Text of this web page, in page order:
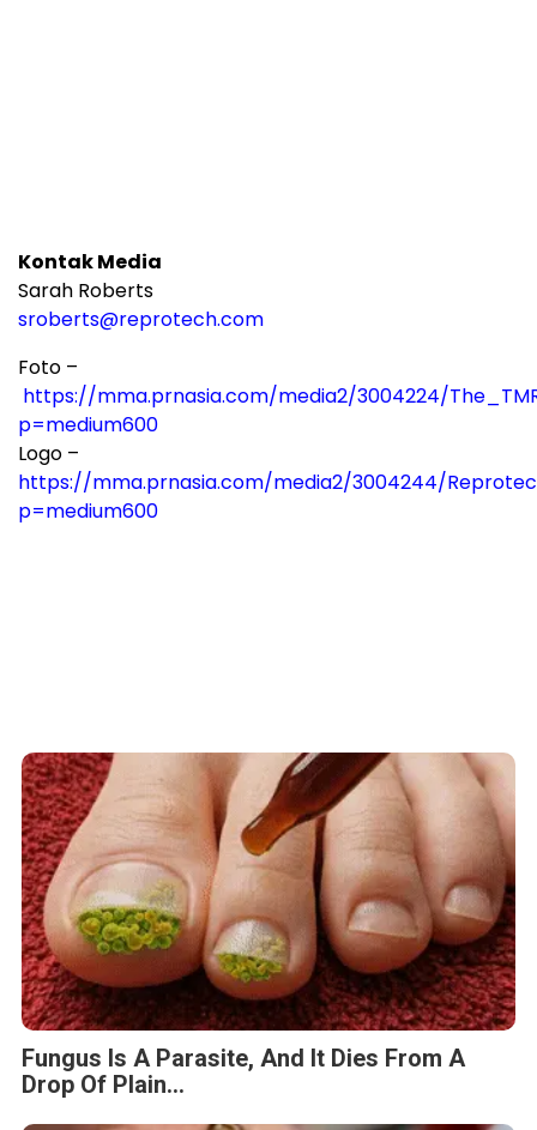
Kontak Media
Sarah Roberts
sroberts@reprotech.com
Foto –
https://mma.prnasia.com/media2/3004224/
p=medium600